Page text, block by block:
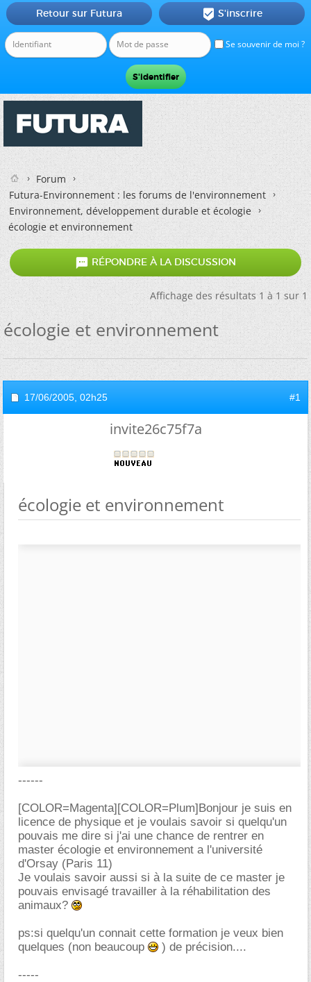
Se souvenir de moi ?
Retour sur Futura  S'inscrire
Forum
Futura-Environnement : les forums de l'environnement
Environnement, développement durable et écologie
écologie et environnement
 RÉPONDRE À LA DISCUSSION
Affichage des résultats 1 à 1 sur 1
écologie et environnement
17/06/2005, 02h25 #1
invite26c75f7a
écologie et environnement
------
[COLOR=Magenta][COLOR=Plum]Bonjour je suis en
licence de physique et je voulais savoir si quelqu'un
pouvais me dire si j'ai une chance de rentrer en
master écologie et environnement a l'université
d'Orsay (Paris 11)
Je voulais savoir aussi si à la suite de ce master je
pouvais envisagé travailler à la réhabilitation des
animaux?
ps:si quelqu'un connait cette formation je veux bien
quelques (non beaucoup
) de précision....
-----